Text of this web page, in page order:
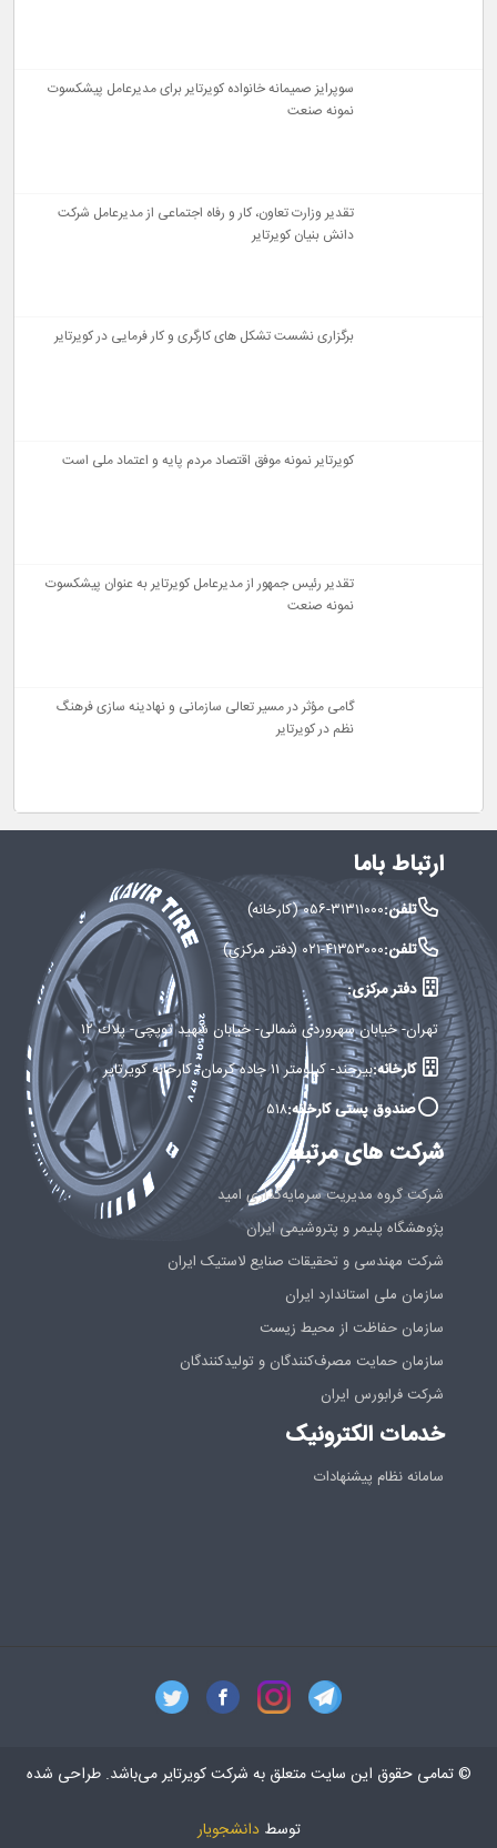
سوپرایز صمیمانه خانواده کویرتایر برای مدیرعامل پیشکسوت
نمونه صنعت
تقدیر وزارت تعاون، کار و رفاه اجتماعی از مدیرعامل شرکت
دانش‌ بنیان کویرتایر
برگزاری نشست تشکل های کارگری و کار فرمایی در کویرتایر
کویرتایر نمونه موفق اقتصاد مردم‌ پایه و اعتماد ملی است
تقدیر رئیس جمهور از مدیرعامل کویرتایر به عنوان پیشکسوت
نمونه صنعت
گامی مؤثر در مسیر تعالی سازمانی و نهادینه سازی فرهنگ
نظم در کویرتایر
ارتباط باما
تلفن:۰۵۶-۳۱۳۱۱۰۰۰ (کارخانه)
تلفن:۰۲۱-۴۱۳۵۳۰۰۰ (دفتر مرکزی)
دفتر مرکزی:
تهران- خيابان سهروردی شمالی- خيابان شهید توپچی- پلاك ۱۲
کارخانه:بيرجند- كيلومتر ۱۱ جاده كرمان- كارخانه كويرتاير
صندوق پستی کارخانه:۵۱۸
شرکت های مرتبط
شرکت گروه مدیریت سرمایه‌گذاری امید
پژوهشگاه پلیمر و پتروشیمی ایران
شرکت مهندسی و تحقیقات صنایع لاستیک ایران
سازمان ملی استاندارد ایران
سازمان حفاظت از محیط زیست
سازمان حمایت مصرف‌کنندگان و تولیدکنندگان
شرکت فرابورس ایران
خدمات الکترونیک
سامانه نظام پیشنهادات
© تمامی حقوق این سایت متعلق به شرکت کویرتایر می‌باشد. طراحی شده
توسطدانشجویار